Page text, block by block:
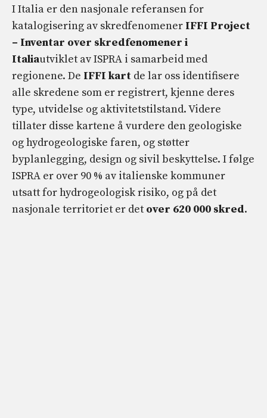
I Italia er den nasjonale referansen for
katalogisering av skredfenomener IFFI Project
– Inventar over skredfenomener i
Italiautviklet av ISPRA i samarbeid med
regionene. De IFFI kart de lar oss identifisere
alle skredene som er registrert, kjenne deres
type, utvidelse og aktivitetstilstand. Videre
tillater disse kartene å vurdere den geologiske
og hydrogeologiske faren, og støtter
byplanlegging, design og sivil beskyttelse. I følge
ISPRA er over 90 % av italienske kommuner
utsatt for hydrogeologisk risiko, og på det
nasjonale territoriet er det over 620 000 skred.